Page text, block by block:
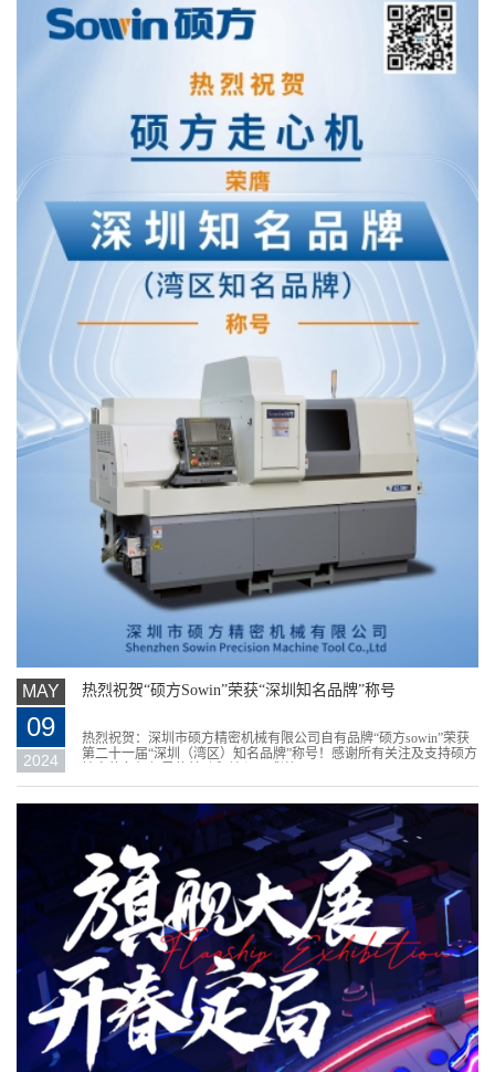
MAY
09
2024
热烈祝贺“硕方Sowin”荣获“深圳知名品牌”称号
热烈祝贺：深圳市硕方精密机械有限公司自有品牌“硕方sowin”荣获
第二十一届“深圳（湾区）知名品牌”称号！感谢所有关注及支持硕方